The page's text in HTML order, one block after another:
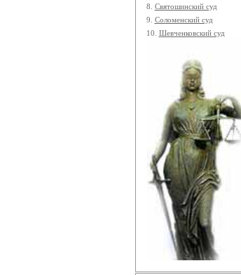
8. Святошинский суд
9. Соломенский суд
10. Шевченковский суд